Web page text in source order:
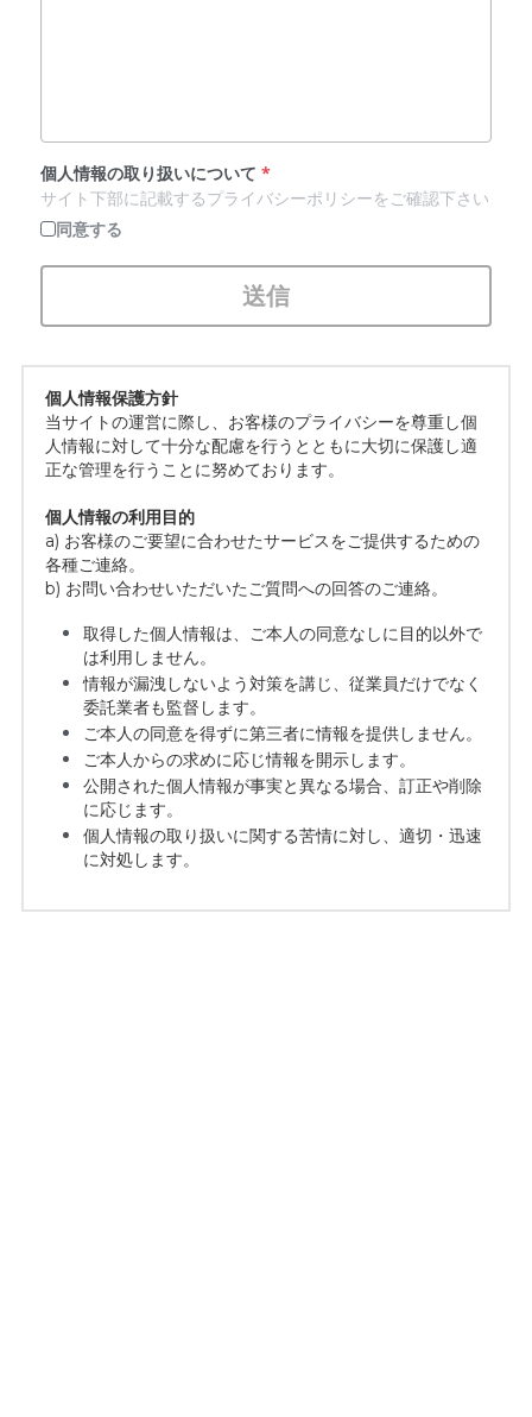
個人情報の取り扱いについて *
サイト下部に記載するプライバシーポリシーをご確認下さい
同意する
送信
個人情報保護方針
当サイトの運営に際し、お客様のプライバシーを尊重し個
人情報に対して十分な配慮を行うとともに大切に保護し適
正な管理を行うことに努めております。
個人情報の利用目的
a) お客様のご要望に合わせたサービスをご提供するための
各種ご連絡。
b) お問い合わせいただいたご質問への回答のご連絡。
取得した個人情報は、ご本人の同意なしに目的以外で
は利用しません。
情報が漏洩しないよう対策を講じ、従業員だけでなく
委託業者も監督します。
ご本人の同意を得ずに第三者に情報を提供しません。
ご本人からの求めに応じ情報を開示します。
公開された個人情報が事実と異なる場合、訂正や削除
に応じます。
個人情報の取り扱いに関する苦情に対し、適切・迅速
に対処します。